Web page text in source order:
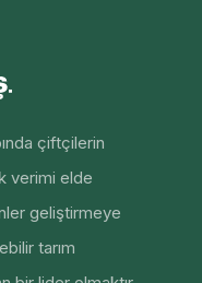
çiftçilerin
verimi elde
geliştirmeye
tarım